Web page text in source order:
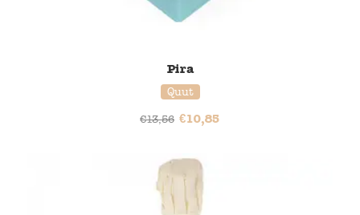
Pira
Quut
€13,56 €10,85